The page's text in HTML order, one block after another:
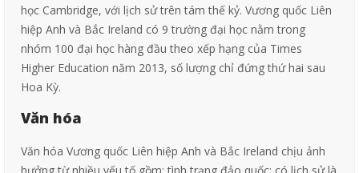
học Cambridge, với lịch sử trên tám thế kỷ. Vương quốc Liên
hiệp Anh và Bắc Ireland có 9 trường đại học nằm trong
nhóm 100 đại học hàng đầu theo xếp hạng của Times
Higher Education năm 2013, số lượng chỉ đứng thứ hai sau
Hoa Kỳ.
Văn hóa
Văn hóa Vương quốc Liên hiệp Anh và Bắc Ireland chịu ảnh